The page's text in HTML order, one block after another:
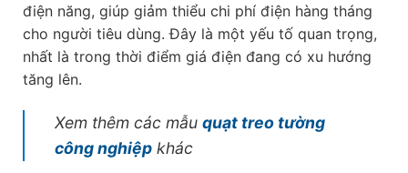
điện năng, giúp giảm thiểu chi phí điện hàng tháng
cho người tiêu dùng. Đây là một yếu tố quan trọng,
nhất là trong thời điểm giá điện đang có xu hướng
tăng lên.
Xem thêm các mẫu quạt treo tường
công nghiệp khác